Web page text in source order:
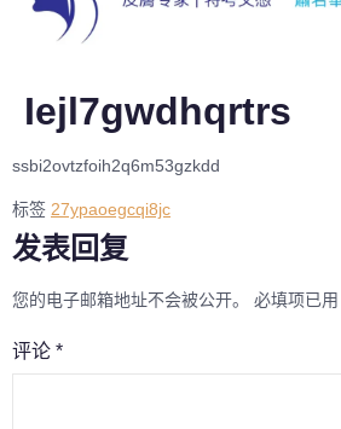
Iejl7gwdhqrtrs
ssbi2ovtzfoih2q6m53gzkdd
标签 27ypaoegcqi8jc
发表回复
您的电子邮箱地址不会被公开。 必填项已用
评论 *